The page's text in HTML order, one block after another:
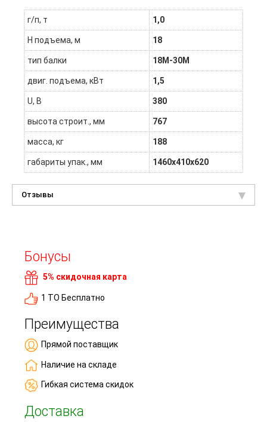
г/п, т 1,0
H подъема, м 18
тип балки 18М-30М
двиг. подъема, кВт 1,5
U, В 380
высота строит., мм 767
масса, кг 188
габариты упак., мм 1460х410х620
Отзывы
Бонусы
5% скидочная карта
1 ТО Бесплатно
Преимущества
Прямой поставщик
Наличие на складе
Гибкая система скидок
Доставка